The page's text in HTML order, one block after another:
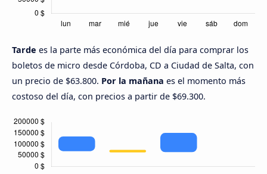
Tarde es la parte más económica del día para comprar los
boletos de micro desde Córdoba, CD a Ciudad de Salta, con
un precio de $63.800. Por la mañana es el momento más
costoso del día, con precios a partir de $69.300.